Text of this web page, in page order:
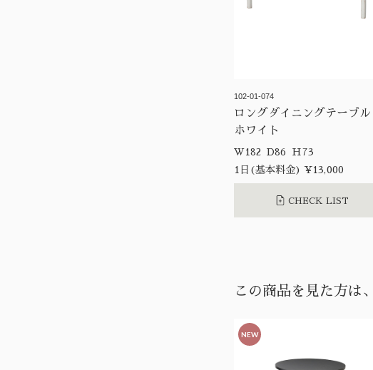
102-01-074
ロングダイニングテーブ
ホワイト
W182 D86 H73
1日(基本料金) ¥13,000
CHECK LIST
この商品を見た方は
NEW